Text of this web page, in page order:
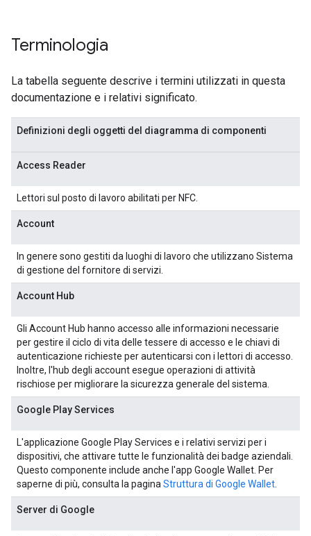
Terminologia
La tabella seguente descrive i termini utilizzati in questa
documentazione e i relativi significato.
Definizioni degli oggetti del diagramma di componenti
Access Reader
Lettori sul posto di lavoro abilitati per NFC.
Account
In genere sono gestiti da luoghi di lavoro che utilizzano Sistema
di gestione del fornitore di servizi.
Account Hub
Gli Account Hub hanno accesso alle informazioni necessarie
per gestire il ciclo di vita delle tessere di accesso e le chiavi di
autenticazione richieste per autenticarsi con i lettori di accesso.
Inoltre, l'hub degli account esegue operazioni di attività
rischiose per migliorare la sicurezza generale del sistema.
Google Play Services
L'applicazione Google Play Services e i relativi servizi per i
dispositivi, che attivare tutte le funzionalità dei badge aziendali.
Questo componente include anche l'app Google Wallet. Per
saperne di più, consulta la pagina Struttura di Google Wallet
Server di Google